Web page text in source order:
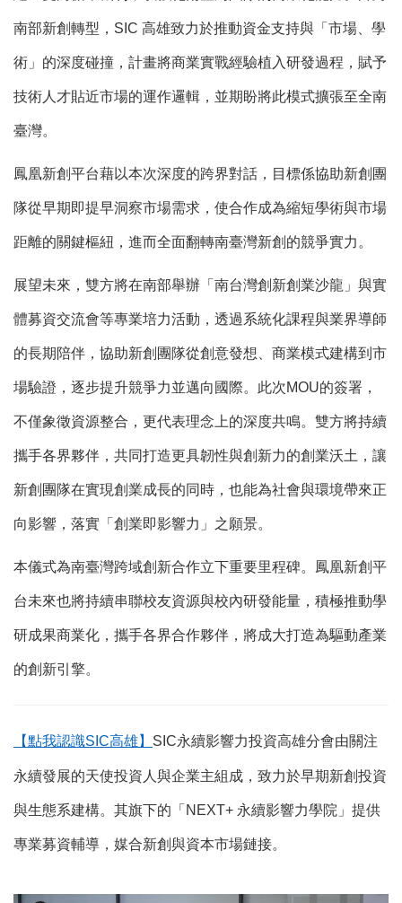
南部新創轉型，SIC 高雄致力於推動資金支持與「市場、學
術」的深度碰撞，計畫將商業實戰經驗植入研發過程，賦予
技術人才貼近市場的運作邏輯，並期盼將此模式擴張至全南
臺灣。
鳳凰新創平台藉以本次深度的跨界對話，目標係協助新創團
隊從早期即提早洞察市場需求，使合作成為縮短學術與市場
距離的關鍵樞紐，進而全面翻轉南臺灣新創的競爭實力。
展望未來，雙方將在南部舉辦「南台灣創新創業沙龍」與實
體募資交流會等專業培力活動，透過系統化課程與業界導師
的長期陪伴，協助新創團隊從創意發想、商業模式建構到市
場驗證，逐步提升競爭力並邁向國際。此次MOU的簽署，
不僅象徵資源整合，更代表理念上的深度共鳴。雙方將持續
攜手各界夥伴，共同打造更具韌性與創新力的創業沃土，讓
新創團隊在實現創業成長的同時，也能為社會與環境帶來正
向影響，落實「創業即影響力」之願景。
本儀式為南臺灣跨域創新合作立下重要里程碑。鳳凰新創平
台未來也將持續串聯校友資源與校內研發能量，積極推動學
研成果商業化，攜手各界合作夥伴，將成大打造為驅動產業
的創新引擎。
【點我認識SIC高雄】 SIC永續影響力投資高雄分會由關注
永續發展的天使投資人與企業主組成，致力於早期新創投資
與生態系建構。其旗下的「NEXT+ 永續影響力學院」提供
專業募資輔導，媒合新創與資本市場鏈接。